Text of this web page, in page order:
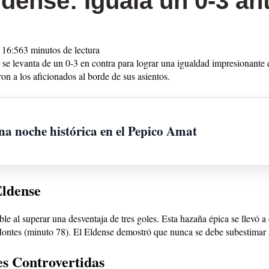
3 minutos de lectura
levanta de un 0-3 en contra para lograr una igualdad
a los aficionados al borde de sus asientos.
noche histórica en el Pepico Amat
superar una desventaja de tres goles. Esta hazaña épica se llevó
(minuto 78). El Eldense demostró que nunca se debe
Controvertidas